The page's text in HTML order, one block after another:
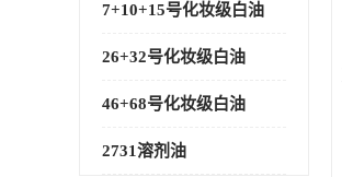
7+10+15号化妆级白油
26+32号化妆级白油
46+68号化妆级白油
2731溶剂油